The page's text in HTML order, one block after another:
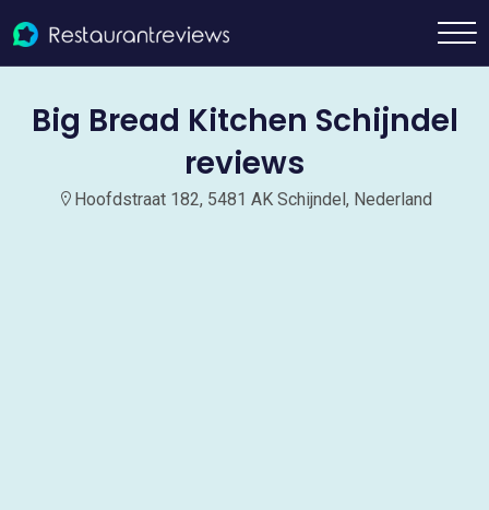
Big Bread Kitchen Schijndel
reviews
Hoofdstraat 182, 5481 AK Schijndel, Nederland